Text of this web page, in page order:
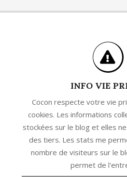
INFO VIE
Cocon respecte votre vie
cookies. Les informations
stockées sur le blog et elles
des tiers. Les stats me
nombre de visiteurs sur le
permet de